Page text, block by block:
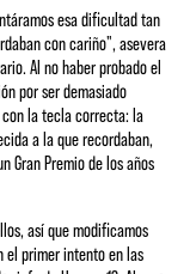
esa dificultad tan
con cariño", asevera
Al no haber probado el
por ser demasiado
la tecla correcta: la
a la que recordaban,
Gran Premio de los años
así que modificamos
el primer intento en las